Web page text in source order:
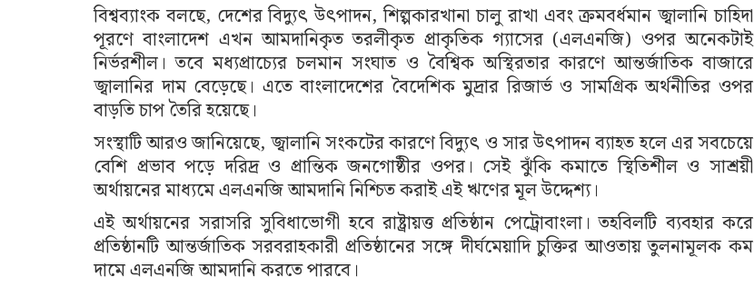
বিশ্বব্যাংক বলছে, দেশের বিদ্যুৎ উৎপাদন, শিল্পকারখানা চালু রাখা এবং ক্রমবর্ধমান জ্বালানি চাহিদা
পূরণে বাংলাদেশ এখন আমদানিকৃত তরলীকৃত প্রাকৃতিক গ্যাসের (এলএনজি) ওপর অনেকটাই
নির্ভরশীল। তবে মধ্যপ্রাচ্যের চলমান সংঘাত ও বৈশ্বিক অস্থিরতার কারণে আন্তর্জাতিক বাজারে
জ্বালানির দাম বেড়েছে। এতে বাংলাদেশের বৈদেশিক মুদ্রার রিজার্ভ ও সামগ্রিক অর্থনীতির ওপর
বাড়তি চাপ তৈরি হয়েছে।
সংস্থাটি আরও জানিয়েছে, জ্বালানি সংকটের কারণে বিদ্যুৎ ও সার উৎপাদন ব্যাহত হলে এর সবচেয়ে
বেশি প্রভাব পড়ে দরিদ্র ও প্রান্তিক জনগোষ্ঠীর ওপর। সেই ঝুঁকি কমাতে স্থিতিশীল ও সাশ্রয়ী
অর্থায়নের মাধ্যমে এলএনজি আমদানি নিশ্চিত করাই এই ঋণের মূল উদ্দেশ্য।
এই অর্থায়নের সরাসরি সুবিধাভোগী হবে রাষ্ট্রায়ত্ত প্রতিষ্ঠান পেট্রোবাংলা। তহবিলটি ব্যবহার করে
প্রতিষ্ঠানটি আন্তর্জাতিক সরবরাহকারী প্রতিষ্ঠানের সঙ্গে দীর্ঘমেয়াদি চুক্তির আওতায় তুলনামূলক কম
দামে এলএনজি আমদানি করতে পারবে।